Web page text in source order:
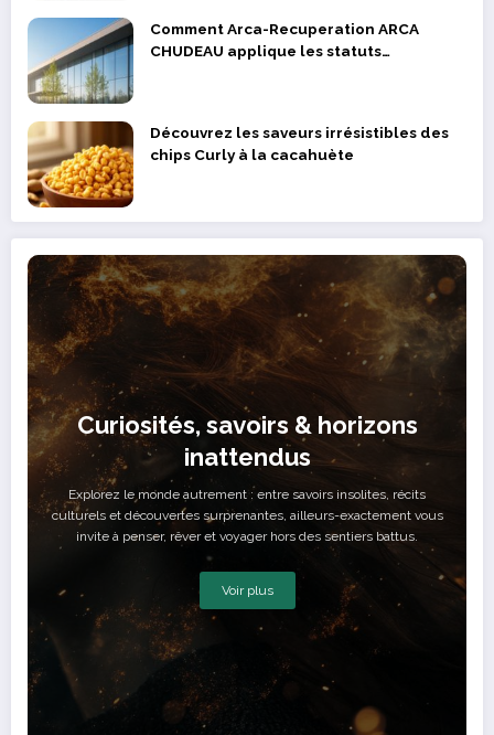
Comment Arca-Recuperation ARCA
CHUDEAU applique les statuts
Découvrez les saveurs irrésistibles des
chips Curly à la cacahuète
Curiosités, savoirs & horizons
inattendus
Explorez le monde autrement : entre savoirs insolites, récits
culturels et découvertes surprenantes, ailleurs-exactement vous
invite à penser, rêver et voyager hors des sentiers battus.
Voir plus